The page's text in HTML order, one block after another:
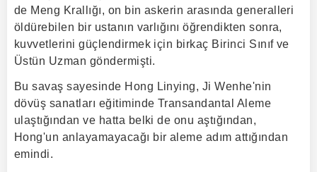
de Meng Krallığı, on bin askerin arasında generalleri
öldürebilen bir ustanın varlığını öğrendikten sonra,
kuvvetlerini güçlendirmek için birkaç Birinci Sınıf ve
Üstün Uzman göndermişti.
Bu savaş sayesinde Hong Linying, Ji Wenhe'nin
dövüş sanatları eğitiminde Transandantal Aleme
ulaştığından ve hatta belki de onu aştığından,
Hong'un anlayamayacağı bir aleme adım attığından
emindi.